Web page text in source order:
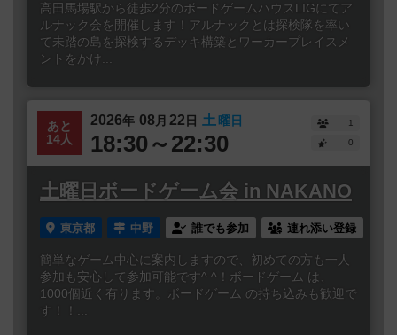
高田馬場駅から徒歩2分のボードゲームハウスLIGにてア
ルナック会を開催します！アルナックとは探検隊を率い
て未踏の島を探検するデッキ構築とワーカープレイスメ
ントをかけ...
あと
14人
2026年 08 月 22日 土曜日
18:30～22:30
1
0
土曜日ボードゲーム会 in NAKANO
東京都 中野 誰でも参加 連れ添い登録
簡単なゲーム中心に案内しますので、初めての方も一人
参加も安心して参加可能です^ ^！ボードゲーム は、
1000個近く有ります。ボードゲーム の持ち込みも歓迎で
す！！...